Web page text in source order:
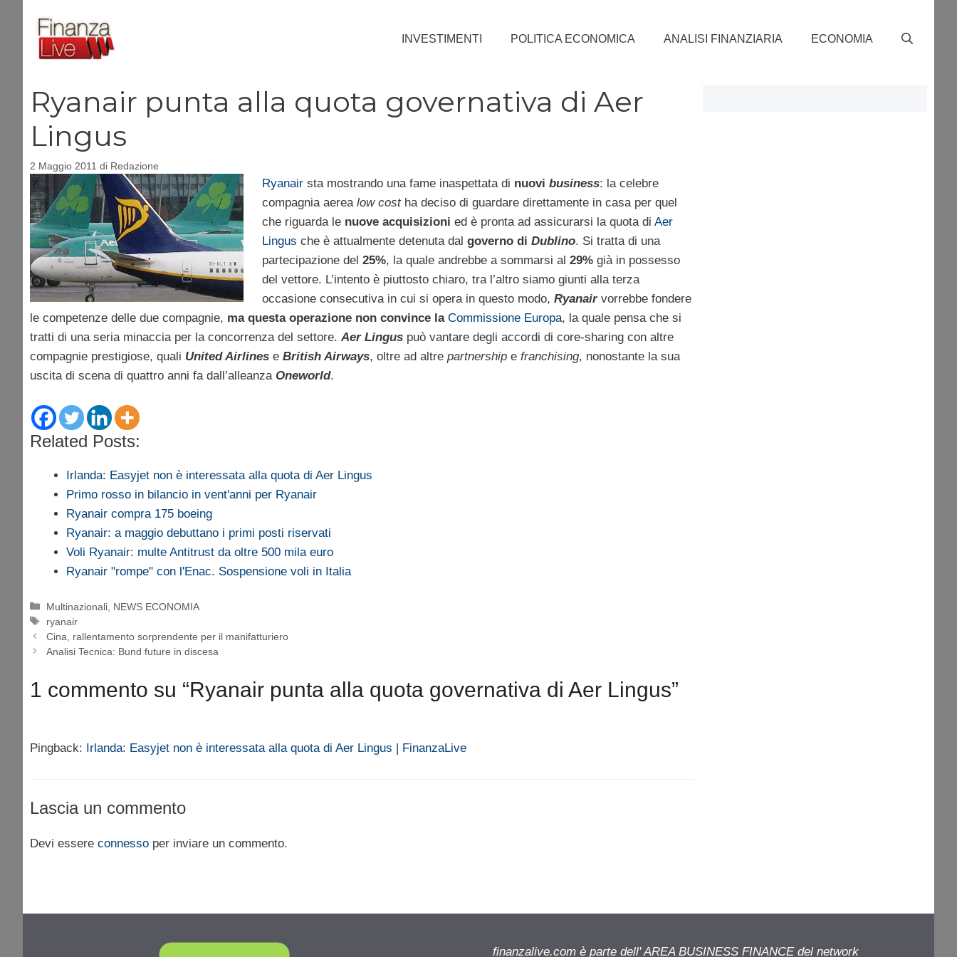
contenuto
INVESTIMENTI POLITICA ECONOMICA ANALISI FINANZIARIA ECONOMIA
Ryanair punta alla quota governativa di Aer
Lingus
2 Maggio 2011 di Redazione
Ryanairsta mostrando una fame inaspettata di nuovi business: la celebre
compagnia aerea low costha deciso di guardare direttamente in casa per quel
che riguarda le nuove acquisizioni ed è pronta ad assicurarsi la quota di Aer
Lingus che è attualmente detenuta dal governo di Dublino. Si tratta di una
partecipazione del 25%, la quale andrebbe a sommarsi al 29%già in possesso
del vettore. L’intento è piuttosto chiaro, tra l’altro siamo giunti alla terza
occasione consecutiva in cui si opera in questo modo, Ryanairvorrebbe fondere
le competenze delle due compagnie, ma questa operazione non convince la Commissione Europa, la quale pensa che si
tratti di una seria minaccia per la concorrenza del settore. Aer Lingus può vantare degli accordi di core-sharing con altre
compagnie prestigiose, quali United Airlines e British Airways, oltre ad altre partnership e franchising, nonostante la sua
uscita di scena di quattro anni fa dall’alleanza Oneworld.
Related Posts:
Irlanda: Easyjet non è interessata alla quota di Aer Lingus
Primo rosso in bilancio in vent'anni per Ryanair
Ryanair compra 175 boeing
Ryanair: a maggio debuttano i primi posti riservati
Voli Ryanair: multe Antitrust da oltre 500 mila euro
Ryanair "rompe" con l'Enac. Sospensione voli in Italia
Categorie
Multinazionali NEWS ECONOMIA
Tag
ryanair
Cina, rallentamento sorprendente per il manifatturiero
Analisi Tecnica: Bund future in discesa
1 commento su “Ryanair punta alla quota governativa di Aer Lingus”
Pingback: Irlanda: Easyjet non è interessata alla quota di Aer Lingus | FinanzaLive
Lascia un commento
Devi essere connesso per inviare un commento.
finanzalive.com è parte dell' AREA BUSINESS FINANCE del network